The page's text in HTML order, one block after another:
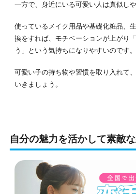
一方で、身近にいる可愛い人は真似しや
使っているメイク用品や基礎化粧品、
換をすれば、モチベーションが上がり
う」という気持ちになりやすいのです。
可愛い子の持ち物や習慣を取り入れて
いきましょう。
自分の魅力を活かして素敵